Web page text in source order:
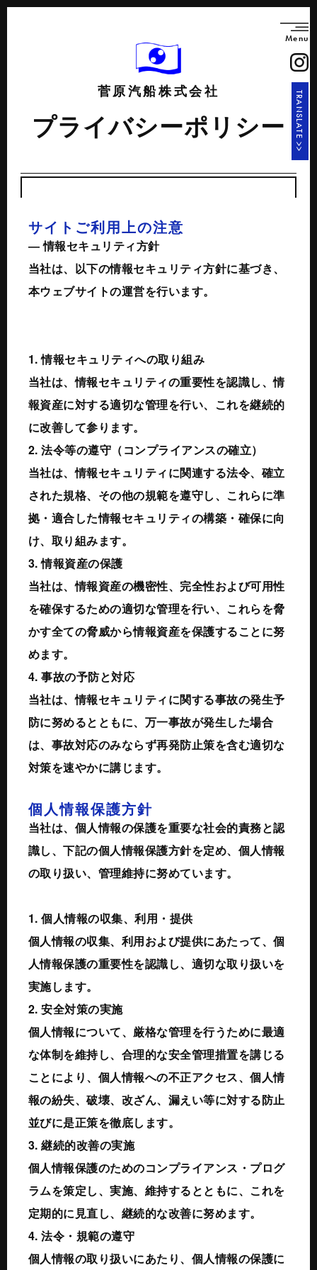
Menu
菅原汽船株式会社
プライバシーポリシー
サイトご利用上の注意
― 情報セキュリティ方針
当社は、以下の情報セキュリティ方針に基づき、
本ウェブサイトの運営を行います。
1. 情報セキュリティへの取り組み
当社は、情報セキュリティの重要性を認識し、情
報資産に対する適切な管理を行い、これを継続的
に改善して参ります。
2. 法令等の遵守（コンプライアンスの確立）
当社は、情報セキュリティに関連する法令、確立
された規格、その他の規範を遵守し、これらに準
拠・適合した情報セキュリティの構築・確保に向
け、取り組みます。
3. 情報資産の保護
当社は、情報資産の機密性、完全性および可用性
を確保するための適切な管理を行い、これらを脅
かす全ての脅威から情報資産を保護することに努
めます。
4. 事故の予防と対応
当社は、情報セキュリティに関する事故の発生予
防に努めるとともに、万一事故が発生した場合
は、事故対応のみならず再発防止策を含む適切な
対策を速やかに講じます。
個人情報保護方針
当社は、個人情報の保護を重要な社会的責務と認
識し、下記の個人情報保護方針を定め、個人情報
の取り扱い、管理維持に努めています。
1. 個人情報の収集、利用・提供
個人情報の収集、利用および提供にあたって、個
人情報保護の重要性を認識し、適切な取り扱いを
実施します。
2. 安全対策の実施
個人情報について、厳格な管理を行うために最適
な体制を維持し、合理的な安全管理措置を講じる
ことにより、個人情報への不正アクセス、個人情
報の紛失、破壊、改ざん、漏えい等に対する防止
並びに是正策を徹底します。
3. 継続的改善の実施
個人情報保護のためのコンプライアンス・プログ
ラムを策定し、実施、維持するとともに、これを
定期的に見直し、継続的な改善に努めます。
4. 法令・規範の遵守
個人情報の取り扱いにあたり、個人情報の保護に
TRANSLATE >>